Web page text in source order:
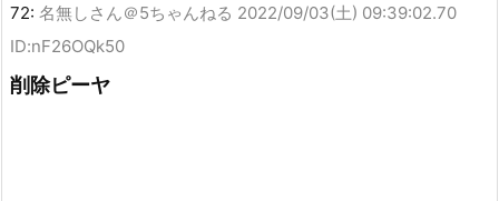
72: 名無しさん＠5ちゃんねる 2022/09/03(土) 09:39:02.70
ID:nF26OQk50
削除ピーヤ